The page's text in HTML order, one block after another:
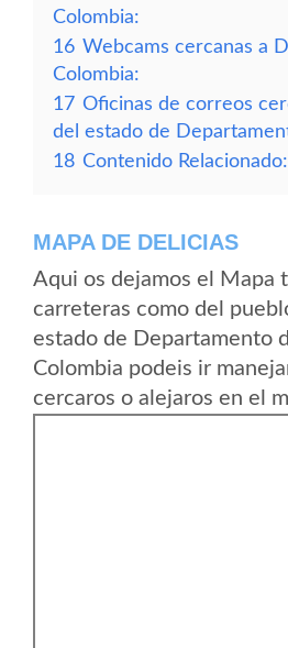
Colombia:
16 Webcams cercanas a
Colombia:
17 Oficinas de correos
del estado de
18 Contenido Relacionado:
MAPA DE DELICIAS
Aqui os dejamos el Mapa
carreteras como del
estado de Departamento
Colombia podeis ir
cercaros o alejaros en el